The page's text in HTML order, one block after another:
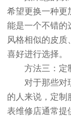
希望更换一种更
能是一个不错的
风格相似的皮质
喜好进行选择。
方法三：定
对于那些对现
的人来说，定制
表维修店通常提